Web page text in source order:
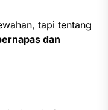
tapi tentang
dan